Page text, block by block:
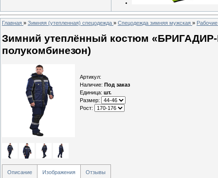
Главная » Зимняя (утепленная) спецодежда » Спецодежда зимняя мужская »
Зимний утеплённый костюм
полукомбинезон)
Артикул:
Наличие: Под заказ
Единица: шт.
Размер:
Рост:
Описание Изображения Отзывы